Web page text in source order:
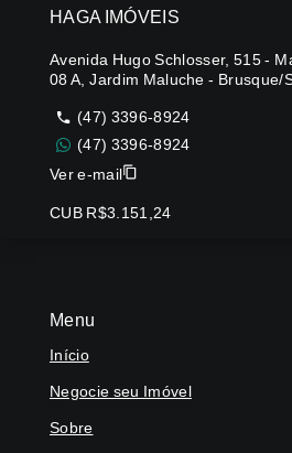
Menu
Início
Negocie seu Imóvel
Sobre
HAGA IMÓVEIS
Avenida Hugo Schlosser, 515 -
08 A, Jardim Maluche - Brusque/
(47) 3396-8924
(47) 3396-8924
Ver e-mail
CUB R$3.151,24